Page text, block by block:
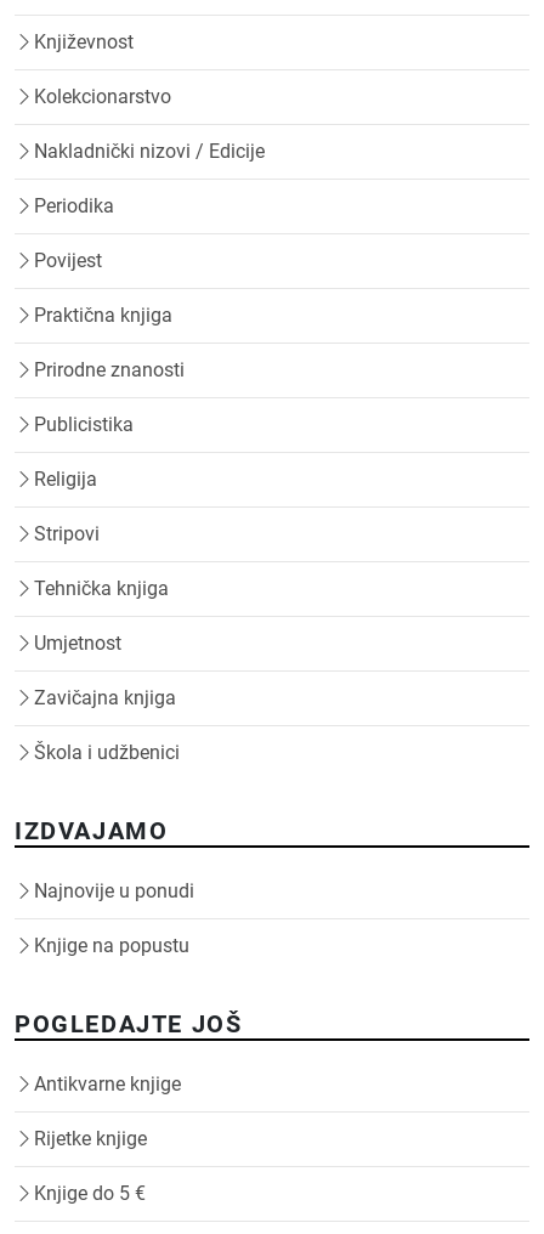
Književnost
Kolekcionarstvo
Nakladnički nizovi / Edicije
Periodika
Povijest
Praktična knjiga
Prirodne znanosti
Publicistika
Religija
Stripovi
Tehnička knjiga
Umjetnost
Zavičajna knjiga
Škola i udžbenici
IZDVAJAMO
Najnovije u ponudi
Knjige na popustu
POGLEDAJTE JOŠ
Antikvarne knjige
Rijetke knjige
Knjige do 5 €